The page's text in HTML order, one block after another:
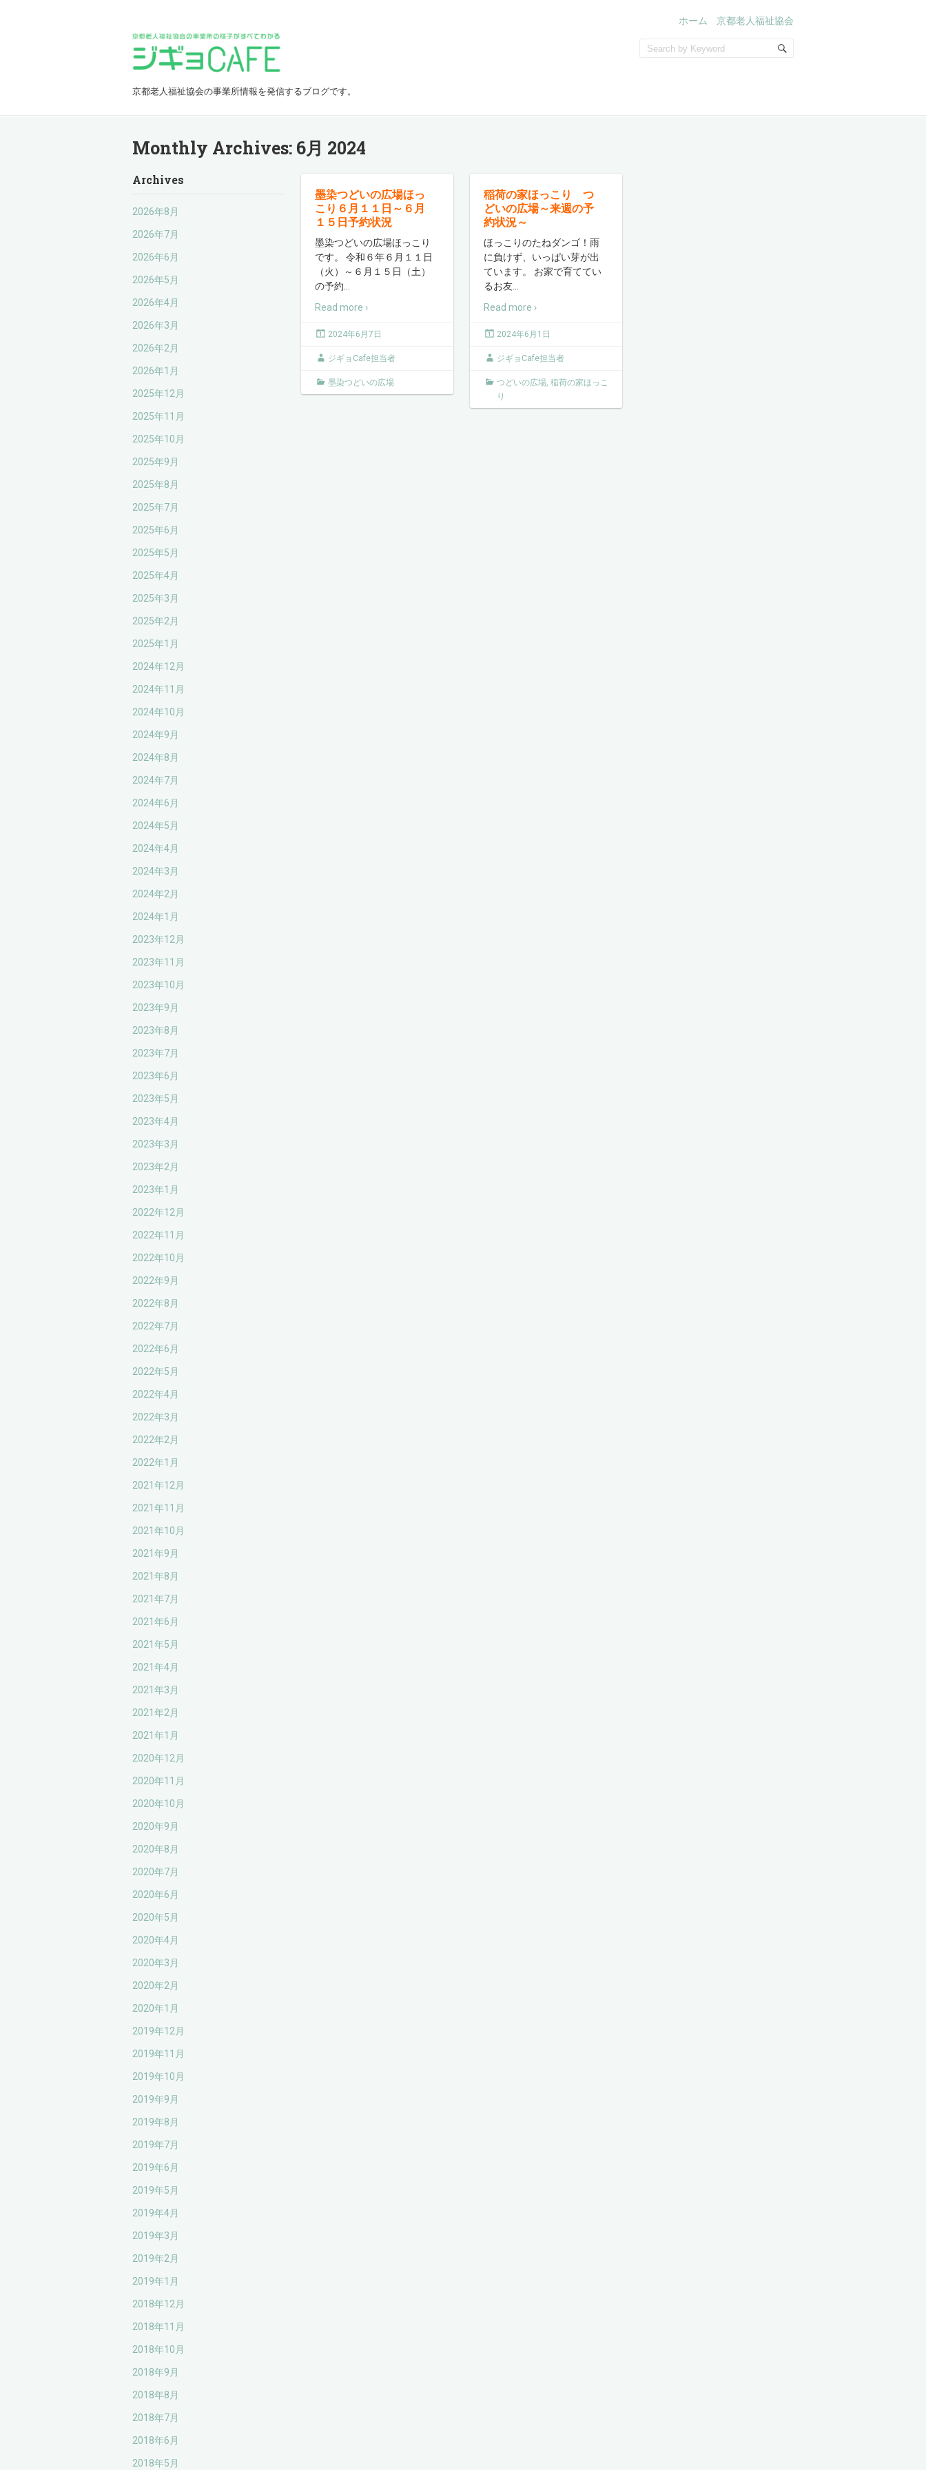
京都老人福祉協会の事業所情報を発信するブログです。
ホーム 京都老人福祉協会
Monthly Archives: 6月 2024
Archives
2026年8月
2026年7月
2026年6月
2026年5月
2026年4月
2026年3月
2026年2月
2026年1月
2025年12月
2025年11月
2025年10月
2025年9月
2025年8月
2025年7月
2025年6月
2025年5月
2025年4月
2025年3月
2025年2月
2025年1月
2024年12月
2024年11月
2024年10月
2024年9月
2024年8月
2024年7月
2024年6月
2024年5月
2024年4月
2024年3月
2024年2月
2024年1月
2023年12月
2023年11月
2023年10月
2023年9月
2023年8月
2023年7月
2023年6月
2023年5月
2023年4月
2023年3月
2023年2月
2023年1月
2022年12月
2022年11月
2022年10月
2022年9月
2022年8月
2022年7月
2022年6月
2022年5月
2022年4月
2022年3月
2022年2月
2022年1月
2021年12月
2021年11月
2021年10月
2021年9月
2021年8月
2021年7月
2021年6月
2021年5月
2021年4月
2021年3月
2021年2月
2021年1月
2020年12月
2020年11月
2020年10月
2020年9月
2020年8月
2020年7月
2020年6月
2020年5月
2020年4月
2020年3月
2020年2月
2020年1月
2019年12月
2019年11月
2019年10月
2019年9月
2019年8月
2019年7月
2019年6月
2019年5月
2019年4月
2019年3月
2019年2月
2019年1月
2018年12月
2018年11月
2018年10月
2018年9月
2018年8月
2018年7月
2018年6月
2018年5月
墨染つどいの広場ほっ
こり６月１１日～６月
１５日予約状況
墨染つどいの広場ほっこり
です。 令和６年６月１１日
（火）～６月１５日（土）
の予約
Read more ›
2024年6月7日
ジギョCafe担当者
墨染つどいの広場
稲荷の家ほっこり つ
どいの広場～来週の予
約状況～
ほっこりのたねダンゴ！雨
に負けず、いっぱい芽が出
ています。 お家で育ててい
るお友
Read more ›
2024年6月1日
ジギョCafe担当者
つどいの広場, 稲荷の家ほっこ
り